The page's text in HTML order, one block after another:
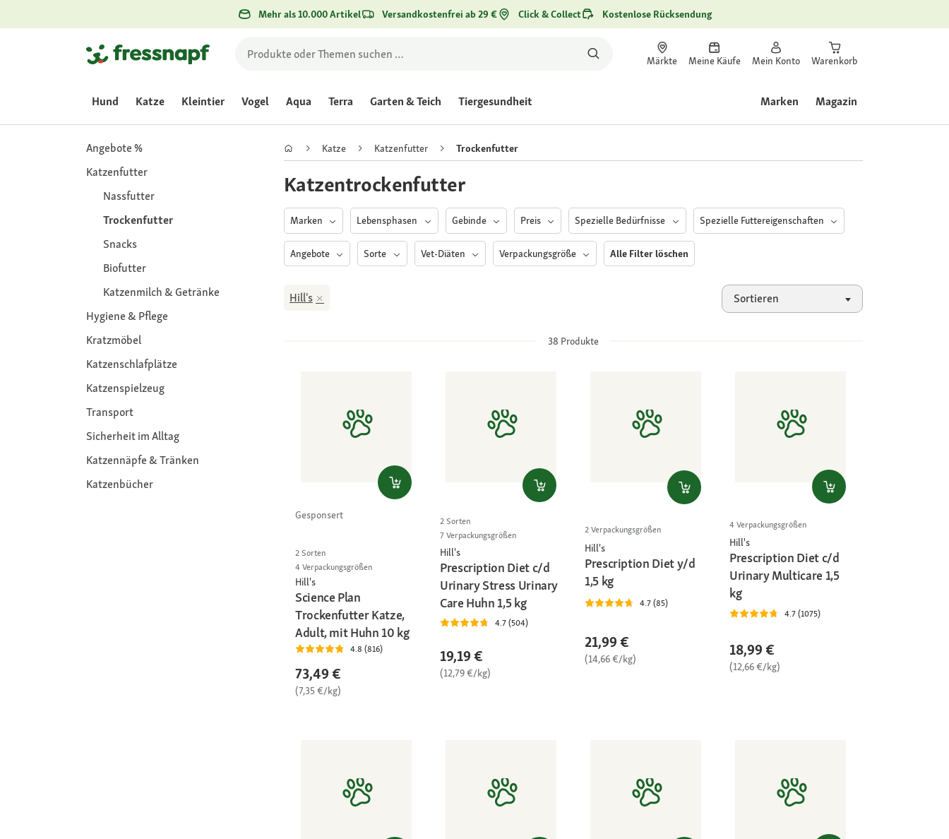
Mehr als 10.000 Artikel Versandkostenfrei ab 29 € Click & Collect Kostenlose Rücksendung
Märkte Meine Käufe Mein Konto Warenkorb
Hund Katze Kleintier Vogel Aqua Terra Garten & Teich Tiergesundheit Marken Magazin
Angebote %
Katzenfutter
Nassfutter
Trockenfutter
Snacks
Biofutter
Katzenmilch & Getränke
Hygiene & Pflege
Kratzmöbel
Katzenschlafplätze
Katzenspielzeug
Transport
Sicherheit im Alltag
Katzennäpfe & Tränken
Katzenbücher
Katze Katzenfutter Trockenfutter
Katzentrockenfutter
Marken Lebensphasen Gebinde Preis Spezielle Bedürfnisse Spezielle Futtereigenschaften
Angebote Sorte Vet-Diäten Verpackungsgröße Alle Filter löschen
Sortieren
Hill's
38 Produkte
Gesponsert
2 Sorten
4 Verpackungsgrößen
Hill's
Science Plan
Trockenfutter Katze,
Adult, mit Huhn 10 kg
4.8 (816)
73,49 €
(7,35 €/kg)
2 Sorten
7 Verpackungsgrößen
Hill's
Prescription Diet c/d
Urinary Stress Urinary
Care Huhn 1,5 kg
4.7 (504)
19,19 €
(12,79 €/kg)
2 Verpackungsgrößen
Hill's
Prescription Diet y/d
1,5 kg
4.7 (85)
21,99 €
(14,66 €/kg)
4 Verpackungsgrößen
Hill's
Prescription Diet c/d
Urinary Multicare 1,5
kg
4.7 (1075)
18,99 €
(12,66 €/kg)